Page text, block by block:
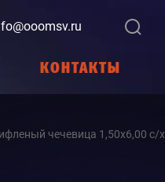
КОНТАКТЫ
чечевица 1,50х6,00 с/х